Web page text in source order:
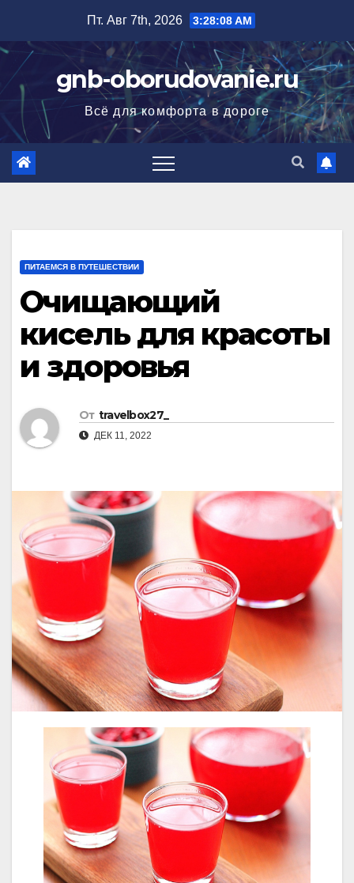
содержимому
Пт. Авг 7th, 2026 3:28:09 AM
gnb-oborudovanie.ru
Всё для комфорта в дороге
ПИТАЕМСЯ В ПУТЕШЕСТВИИ
Очищающий
кисель для красоты
и здоровья
От travelbox27_
ДЕК 11, 2022